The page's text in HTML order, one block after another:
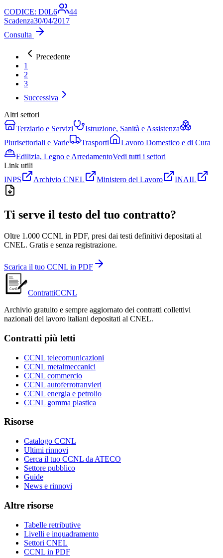
CODICE: D0L6
44
Scadenza30/04/2017
Consulta
Precedente
1
2
3
Successiva
Altri settori
Terziario e Servizi
Istruzione, Sanità e Assistenza
Plurisettoriali e Varie
Trasporti
Lavoro Domestico e di Cura
Edilizia, Legno e ArredamentoVedi tutti i settori
Link utili
INPS
Archivio CNEL Ministero del Lavoro INAIL
Ti serve il testo del tuo contratto?
Oltre 1.000 CCNL in PDF, presi dai testi definitivi depositati al
CNEL. Gratis e senza registrazione.
Scarica il tuo CCNL in PDF
ContrattiCCNL
Archivio gratuito e sempre aggiornato dei contratti collettivi
nazionali del lavoro italiani depositati al CNEL.
Contratti più letti
CCNL telecomunicazioni
CCNL metalmeccanici
CCNL commercio
CCNL autoferrotranvieri
CCNL energia e petrolio
CCNL gomma plastica
Risorse
Catalogo CCNL
Ultimi rinnovi
Cerca il tuo CCNL da ATECO
Settore pubblico
Guide
News e rinnovi
Altre risorse
Tabelle retributive
Livelli e inquadramento
Settori CNEL
CCNL in PDF